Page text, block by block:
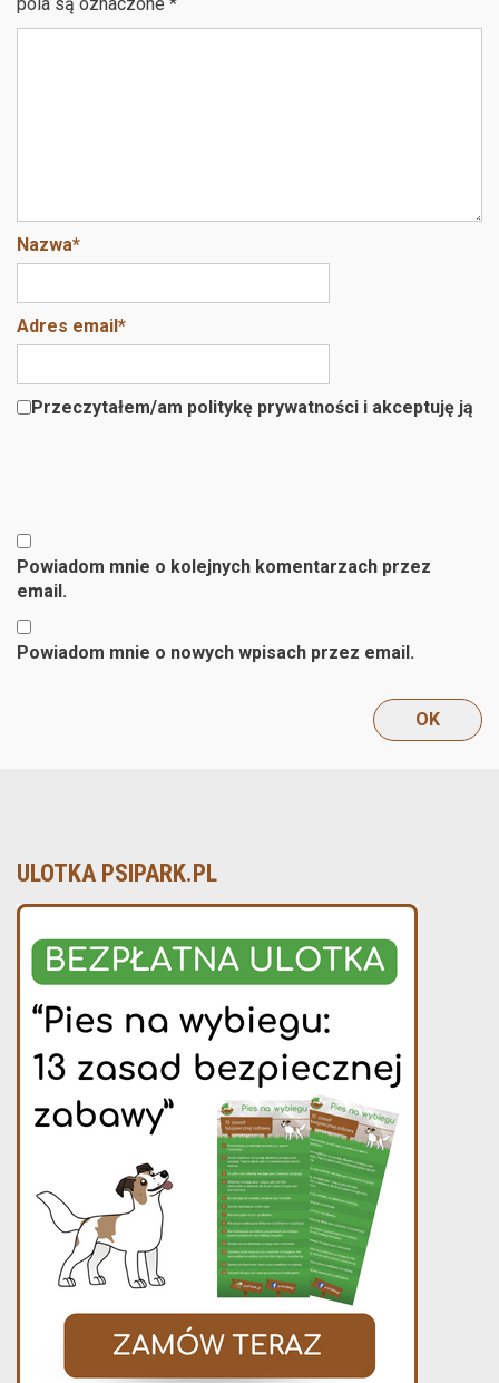
o
Nazwa*
Adres email*
Przeczytałem/am politykę prywatności i akceptuję ją
Powiadom mnie o kolejnych komentarzach przez
email.
Powiadom mnie o nowych wpisach przez email.
ULOTKA PSIPARK.PL